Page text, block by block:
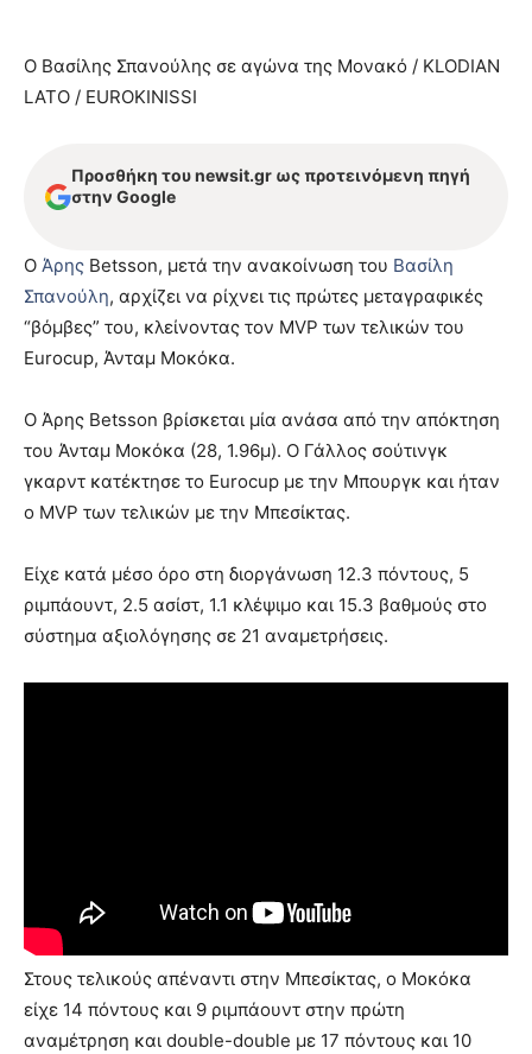
Ο Βασίλης Σπανούλης σε αγώνα της Μονακό / KLODIAN
LATO / EUROKINISSI
Προσθήκη του newsit.gr ως προτεινόμενη πηγή
στην Google
Ο Άρης Betsson, μετά την ανακοίνωση του Βασίλη
Σπανούλη, αρχίζει να ρίχνει τις πρώτες μεταγραφικές
“βόμβες” του, κλείνοντας τον MVP των τελικών του
Eurocup, Άνταμ Μοκόκα.
Ο Άρης Betsson βρίσκεται μία ανάσα από την απόκτηση
του Άνταμ Μοκόκα (28, 1.96μ). Ο Γάλλος σούτινγκ
γκαρντ κατέκτησε το Eurocup με την Μπουργκ και ήταν
ο ΜVP των τελικών με την Μπεσίκτας.
Είχε κατά μέσο όρο στη διοργάνωση 12.3 πόντους, 5
ριμπάουντ, 2.5 ασίστ, 1.1 κλέψιμο και 15.3 βαθμούς στο
σύστημα αξιολόγησης σε 21 αναμετρήσεις.
Στους τελικούς απέναντι στην Μπεσίκτας, ο Μοκόκα
είχε 14 πόντους και 9 ριμπάουντ στην πρώτη
αναμέτρηση και double-double με 17 πόντους και 10